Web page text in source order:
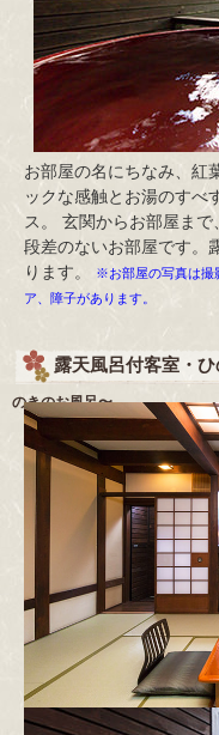
お部屋の名にちなみ、紅
ックな感触とお湯のすべ
ス。 玄関からお部屋ま
段差のないお部屋です。
ります。
※お部屋の写真は撮
ア、障子があります。
露天風呂付客室・ひ
のきのお風呂〜